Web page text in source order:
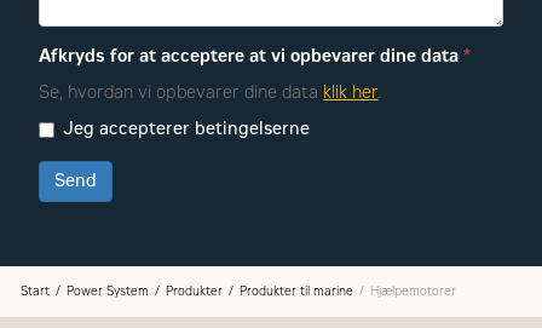
Afkryds for at acceptere at vi opbevarer dine data*
Se, hvordan vi opbevarer dine data klik her.
Jeg accepterer betingelserne
Send
Start Power System Produkter Produkter til marine Hjælpemotorer